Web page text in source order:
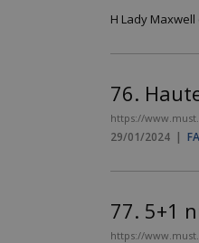
Η Lady Maxwell
76.
https://
29/01/2024 |
77. 5+1
https://